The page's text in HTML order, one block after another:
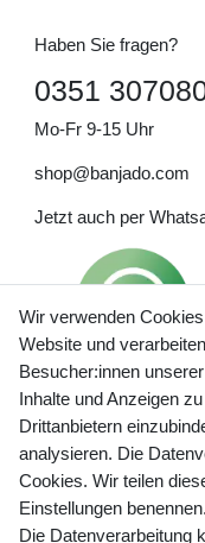
Haben Sie fragen?
0351
Mo-Fr 9-15 Uhr
shop@banjado.com
Jetzt auch per
Preisangaben inkl.
Versandkosten
Wir verwenden
Website und
Besucher:innen
Inhalte und Anzeigen
Drittanbietern
analysieren. Die
Cookies. Wir teilen
Einstellungen benennen.
Die Datenverarbeitung